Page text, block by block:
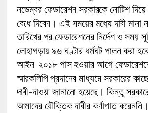
নভেম্বর ফেডারেশন সরকারকে নোটিশ
বেধে দিবেন। এই সময়ের মধ্যে দাবী মানা
তারিখের পর ফেডারেশনের নির্দেশ ও সময়
লোহাগড়ায় ৯৬ ঘণ্টার ধর্মঘট পালন করা
আইন-২০১৮ পাস হওয়ার আগে
স্মারকলিপি প্রদানের মাধ্যমে সরকারের
দাবী-দাওয়া জানানো হয়েছে। কিন্তু
আমাদের যৌক্তিক দাবীর কর্ণাপাত করেননি।